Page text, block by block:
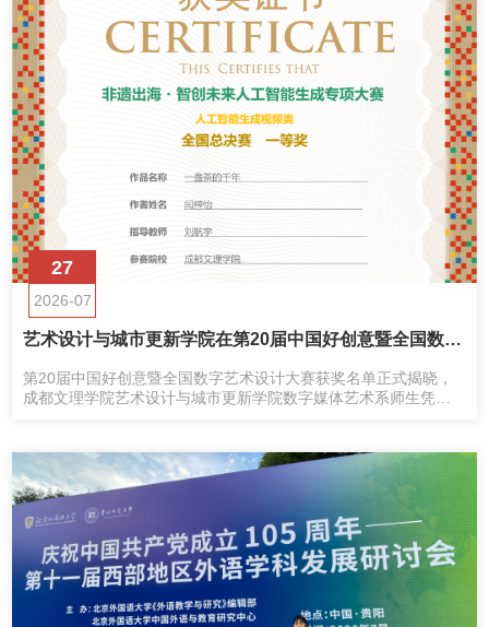
27
2026-07
艺术设计与城市更新学院在第20届中国好创意暨全国数字艺术设计大赛斩获佳绩
第20届中国好创意暨全国数字艺术设计大赛获奖名单正式揭晓，
成都文理学院艺术设计与城市更新学院数字媒体艺术系师生凭借